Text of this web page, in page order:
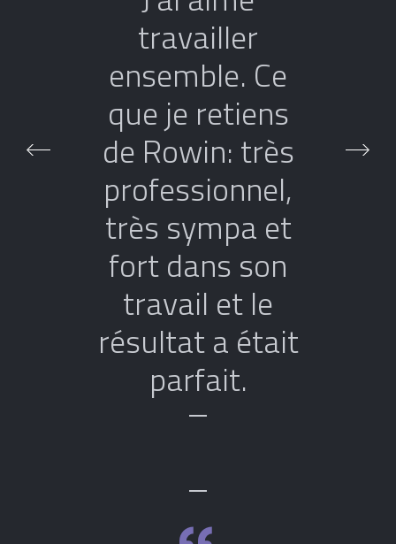
travailler
ensemble. Ce
que je retiens
de Rowin: très
professionnel,
très sympa et
fort dans son
travail et le
résultat a était
parfait.